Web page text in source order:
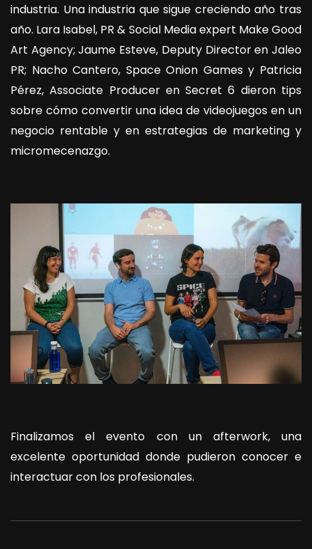
industria. Una industria que sigue creciendo año tras
año. Lara Isabel, PR & Social Media expert Make Good
Art Agency; Jaume Esteve, Deputy Director en Jaleo
PR; Nacho Cantero, Space Onion Games y Patricia
Pérez, Associate Producer en Secret 6 dieron tips
sobre cómo convertir una idea de videojuegos en un
negocio rentable y en estrategias de marketing y
micromecenazgo.
Finalizamos el evento con un afterwork, una
excelente oportunidad donde pudieron conocer e
interactuar con los profesionales.